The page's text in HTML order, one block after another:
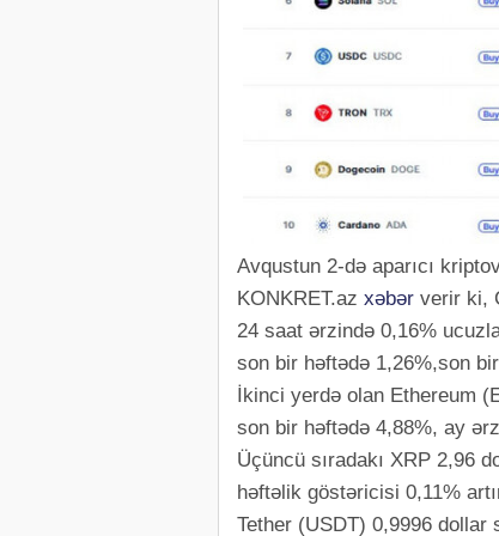
Avqustun 2-də aparıcı
KONKRET.az xəbər verir ki,
24 saat ərzində 0,16%
son bir həftədə 1,26%,son
İkinci yerdə olan Ethereum
son bir həftədə 4,88%, ay
Üçüncü sıradakı XRP 2,96
həftəlik göstəricisi 0,11%
Tether (USDT) 0,9996